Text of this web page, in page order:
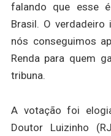
falando que esse
Brasil. O
nós conseguimos
Renda para quem
tribuna.
A votação foi
Doutor Luizinho